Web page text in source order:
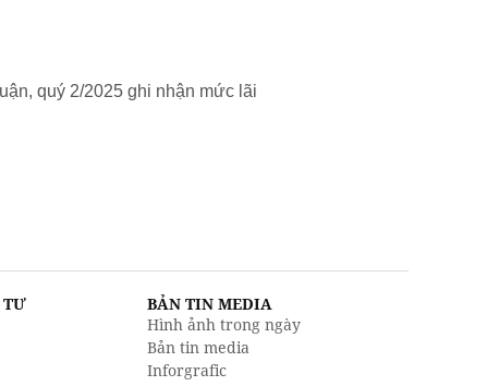
quý 2/2025 ghi nhận mức lãi
TƯ
BẢN TIN MEDIA
Hình ảnh trong ngày
Bản tin media
Inforgrafic